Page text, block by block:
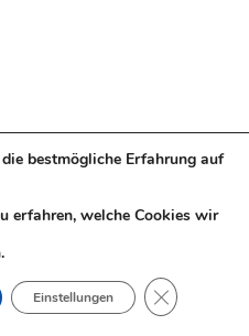
bestmögliche Erfahrung auf
erfahren, welche Cookies wir
Einstellungen GDPR